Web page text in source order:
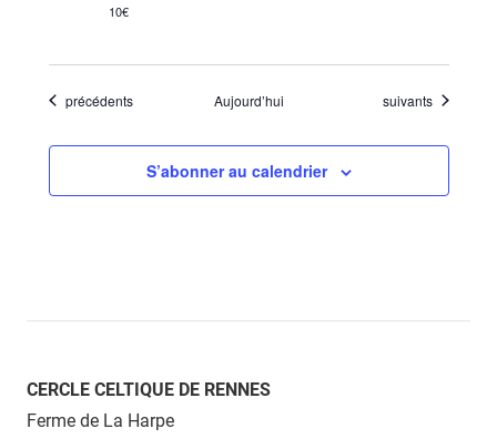
10€
Évènements
précédents Aujourd’hui Évènements
suivants
S’abonner au calendrier
CERCLE CELTIQUE DE RENNES
Ferme de La Harpe